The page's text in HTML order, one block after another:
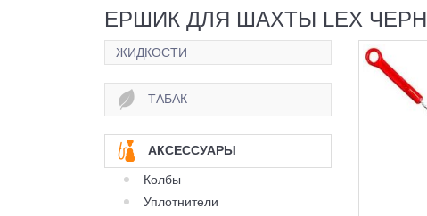
ЕРШИК ДЛЯ ШАХТЫ LEX
ЖИДКОСТИ
ТАБАК
АКСЕССУАРЫ
Колбы
Уплотнители